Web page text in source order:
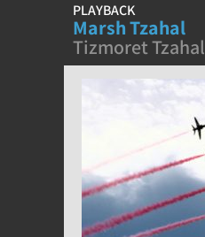
PLAYBACK
Marsh Tzahal
Tizmoret Tzahal